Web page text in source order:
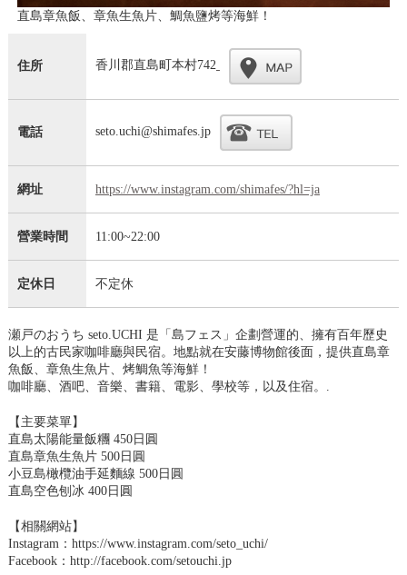
直島章魚飯、章魚生魚片、鯛魚鹽烤等海鮮！
住所 香川郡直島町本村742
電話 seto.uchi@shimafes.jp
網址 https://www.instagram.com/shimafes/?hl=ja
營業時間 11:00~22:00
定休日 不定休
瀬戸のおうち seto.UCHI 是「島フェス」企劃營運的、擁有百年歷史
以上的古民家咖啡廳與民宿。地點就在安藤博物館後面，提供直島章
魚飯、章魚生魚片、烤鯛魚等海鮮！
咖啡廳、酒吧、音樂、書籍、電影、學校等，以及住宿。.
【主要菜單】
直島太陽能量飯糰 450日圓
直島章魚生魚片 500日圓
小豆島橄欖油手延麵線 500日圓
直島空色刨冰 400日圓
【相關網站】
Instagram：https://www.instagram.com/seto_uchi/
Facebook：http://facebook.com/setouchi.jp